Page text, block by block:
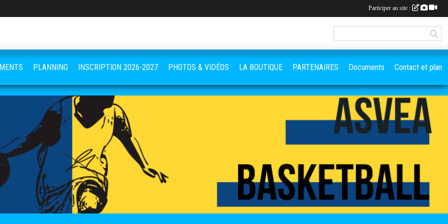
PLANNING INSCRIPTION 2026-2027 PHOTOS & VIDÉOS LA BOUTIQUE PARTENAIRES Documents Contact et plan
Participer au site :